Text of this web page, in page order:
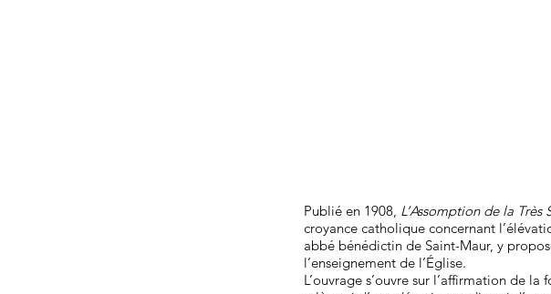
Publié en 1908, L’Assomption de la Très
croyance catholique concernant
abbé bénédictin de Saint-Maur, y
l’enseignement de l’Église.
L’ouvrage s’ouvre sur l’affirmation de